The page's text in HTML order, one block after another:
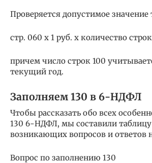
Проверяется допустимое значение
стр. 060 х 1 руб. х количество
причем число строк 100
текущий год.
Заполняем 130 в 6-НДФЛ
Чтобы рассказать обо всех
130 6-НДФЛ, мы составили таблицу
возникающих вопросов и ответов
Вопрос по заполнению 130